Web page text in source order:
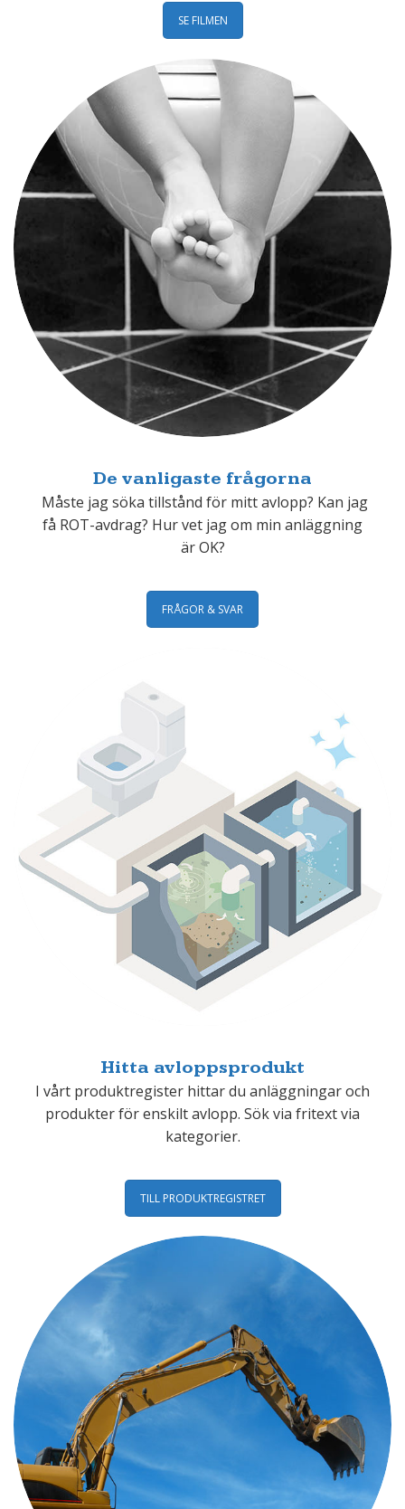
SE FILMEN
De vanligaste frågorna
Måste jag söka tillstånd för mitt avlopp? Kan jag
få ROT-avdrag? Hur vet jag om min anläggning
är OK?
FRÅGOR & SVAR
Hitta avloppsprodukt
I vårt produktregister hittar du anläggningar och
produkter för enskilt avlopp. Sök via fritext via
kategorier.
TILL PRODUKTREGISTRET